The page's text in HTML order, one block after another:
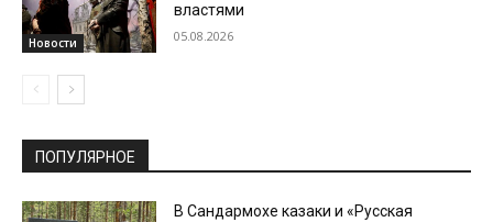
Новости
властями
05.08.2026
ПОПУЛЯРНОЕ
В Сандармохе казаки и «Русская